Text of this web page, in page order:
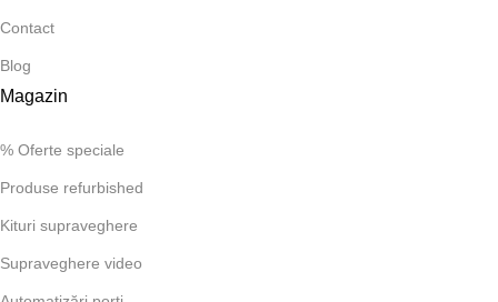
Contact
Blog
Magazin
% Oferte speciale
Produse refurbished
Kituri supraveghere
Supraveghere video